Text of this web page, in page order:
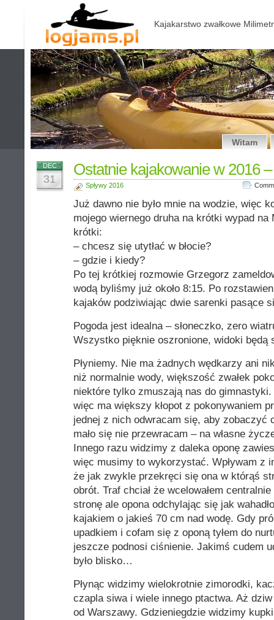
Kajakarstwo zwałkowe
Witam
DEC
31
Ostatnie kajakowanie w 2016
Spływy 2016
Już dawno nie było mnie na wodzie, więc
mojego wiernego druha na krótki wypad na
krótki:
– chcesz się utytłać w błocie?
– gdzie i kiedy?
Po tej krótkiej rozmowie Grzegorz
wodą byliśmy już około 8:15. Po
kajaków podziwiając dwie sarenki pasące
Pogoda jest idealna – słoneczko, zero
Wszystko pięknie oszronione, widoki będą
Płyniemy. Nie ma żadnych wędkarzy ani
niż normalnie wody, większość zwałek
niektóre tylko zmuszają nas do gimnastyki.
więc ma większy kłopot z pokonywaniem
jednej z nich odwracam się, aby zobaczyć
mało się nie przewracam – na własne
Innego razu widzimy z daleka oponę
więc musimy to wykorzystać. Wpływam z
że jak zwykle przekręci się ona w którąś
obrót. Traf chciał że wcelowałem
stronę ale opona odchylając się jak
kajakiem o jakieś 70 cm nad wodę. Gdy
upadkiem i cofam się z oponą tyłem do
jeszcze podnosi ciśnienie. Jakimś cudem
było blisko…
Płynąc widzimy wielokrotnie zimorodki,
czapla siwa i wiele innego ptactwa. Aż
od Warszawy. Gdzieniegdzie widzimy